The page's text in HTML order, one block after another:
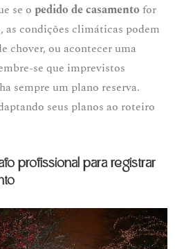
se o pedido de casamento for
condições climáticas podem
chover, ou acontecer uma
se que imprevistos
sempre um plano reserva.
seus planos ao roteiro
profissional para registrar